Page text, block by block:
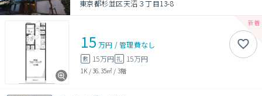
東京都杉並区天沼３丁目13-8
15 万円 /管理費なし
敷 15万円 礼 15万円
1K /36.35㎡ / 3階